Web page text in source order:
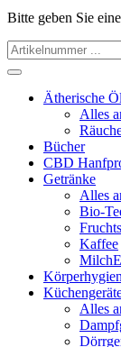
Bitte geben Sie
Ätherische
Alles
Bücher
CBD
Getränke
Alles
Bio-
Kaffee
Alles